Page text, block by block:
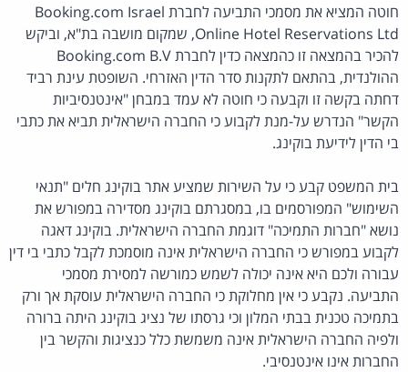
חוטה המציא את מסמכי התביעה לחברת Booking.com Israel
Online Hotel Reservations Ltd, שמקום מושבה בת"א, וביקש
להכיר בהמצאה זו כהמצאה כדין לחברת Booking.com B.V
ההולנדית, בהתאם לתקנות סדר הדין האזרחי. השופטת עינת רביד
דחתה בקשה זו וקבעה כי חוטה לא עמד במבחן "אינטנסיביות
הקשר" הנדרש על-מנת לקבוע כי החברה הישראלית תביא את כתבי
בי הדין לידיעת בוקינג.
בית המשפט קבע כי על השירות שמציע אתר בוקינג חלים "תנאי
השימוש" המפורסמים בו, במסגרתם בוקינג מסדירה במפורש את
נושא "חברות התמיכה" דוגמת החברה הישראלית. בוקינג דאגה
לקבוע במפורש כי החברה הישראלית אינה מוסמכת לקבל כתבי בי דין
עבורה ולכם היא אינה יכולה לשמש כמורשה למסירת מסמכי
התביעה. נקבע כי אין מחלוקת כי החברה הישראלית עוסקת אך ורק
בתמיכה טכנית בבתי המלון וכי גרסתו של נציג בוקינג היתה ברורה
ולפיה החברה הישראלית אינה משמשת כלל כנציגות והקשר בין
החברות אינו אינטנסיבי.